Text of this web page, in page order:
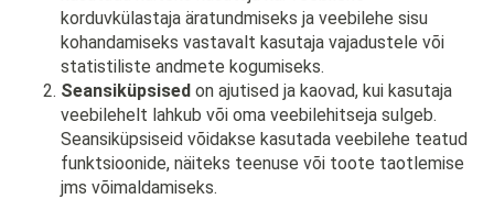
korduvkülastaja äratundmiseks ja veebilehe sisu
kohandamiseks vastavalt kasutaja vajadustele või
statistiliste andmete kogumiseks.
Seansiküpsised on ajutised ja kaovad, kui kasutaja
veebilehelt lahkub või oma veebilehitseja sulgeb.
Seansiküpsiseid võidakse kasutada veebilehe teatud
funktsioonide, näiteks teenuse või toote taotlemise
jms võimaldamiseks.